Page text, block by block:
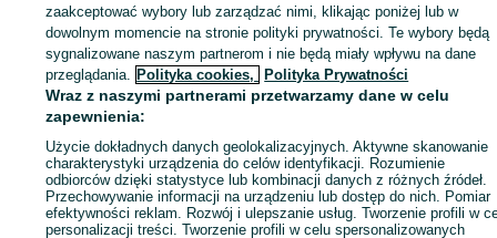
Zaloguj się / Załóż konto
Wyślij wiadomość Kup
zaakceptować wybory lub zarządzać nimi, klikając poniżej lub w
dowolnym momencie na stronie polityki prywatności. Te wybory będą
sygnalizowane naszym partnerom i nie będą miały wpływu na dane
przeglądania. Polityka cookies, Polityka Prywatności
Wraz z naszymi partnerami przetwarzamy dane w celu
zapewnienia:
Użycie dokładnych danych geolokalizacyjnych. Aktywne skanowanie
charakterystyki urządzenia do celów identyfikacji. Rozumienie
odbiorców dzięki statystyce lub kombinacji danych z różnych źródeł.
Przechowywanie informacji na urządzeniu lub dostęp do nich. Pomiar
efektywności reklam. Rozwój i ulepszanie usług. Tworzenie profili w
personalizacji treści. Tworzenie profili w celu spersonalizowanych